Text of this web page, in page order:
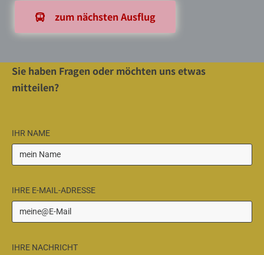
zum nächsten Ausflug
Sie haben Fragen oder möchten uns etwas
mitteilen?
IHR NAME
IHRE E-MAIL-ADRESSE
IHRE NACHRICHT